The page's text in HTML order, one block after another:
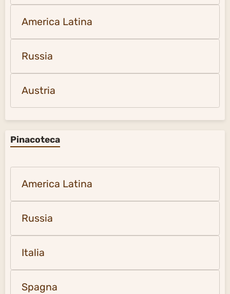
America Latina
Russia
Austria
Pinacoteca
America Latina
Russia
Italia
Spagna